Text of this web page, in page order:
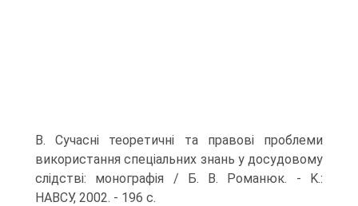
В. Сучасні теоретичні та правові проблеми
вико­ристання спеціальних знань у досудовому
слідстві: моногра­фія / Б. В. Романюк. - K.:
НАВСУ, 2002. - 196 с.